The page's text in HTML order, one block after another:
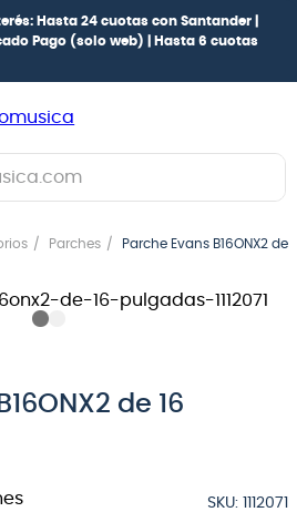
Hasta 24 cuotas con Santander |
Pago (solo web) |
Hasta 6 cuotas
Parches
Parche Evans B16ONX2 de
de 16
SKU: 1112071